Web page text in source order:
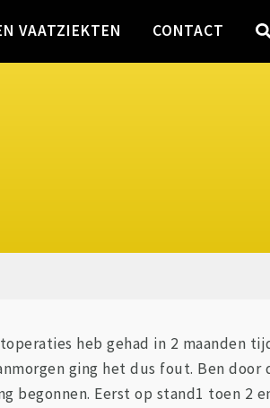
VAATZIEKTEN CONTACT
heb gehad in 2 maanden
ging het dus fout. Ben
begonnen. Eerst op stand1 toen 2